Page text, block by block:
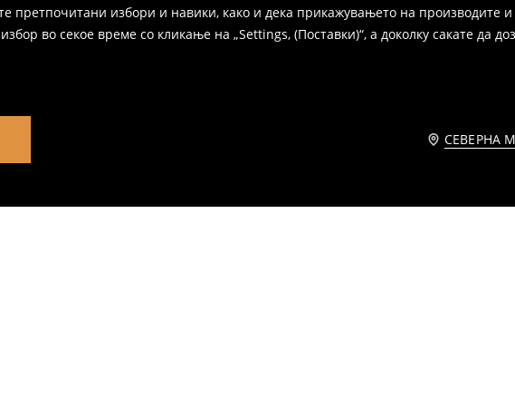
претпочитани избори и навики, како и дека прикажувањето на производите и
во секое време со кликање на „Settings, (Поставки)“, а доколку сакате да
СЕВЕРНА